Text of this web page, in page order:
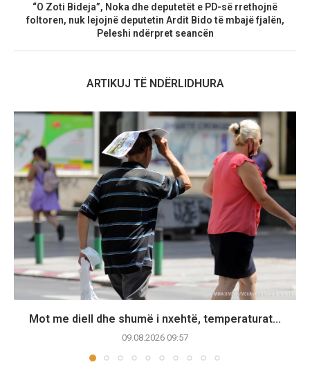
“O Zoti Bideja”, Noka dhe deputetët e PD-së rrethojnë
foltoren, nuk lejojnë deputetin Ardit Bido të mbajë fjalën,
Peleshi ndërpret seancën
ARTIKUJ TË NDËRLIDHURA
Mot me diell dhe shumë i nxehtë, temperaturat...
09.08.2026 09:57